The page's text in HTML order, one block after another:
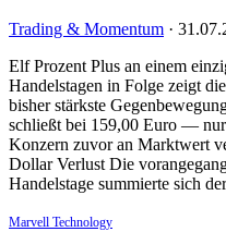
Trading & Momentum ·
Elf Prozent Plus an einem
Handelstagen in Folge zeigt
bisher stärkste
schließt bei 159,00 Euro —
Konzern zuvor an Marktwert
Dollar Verlust Die
Handelstage summierte sich
Marvell Technology